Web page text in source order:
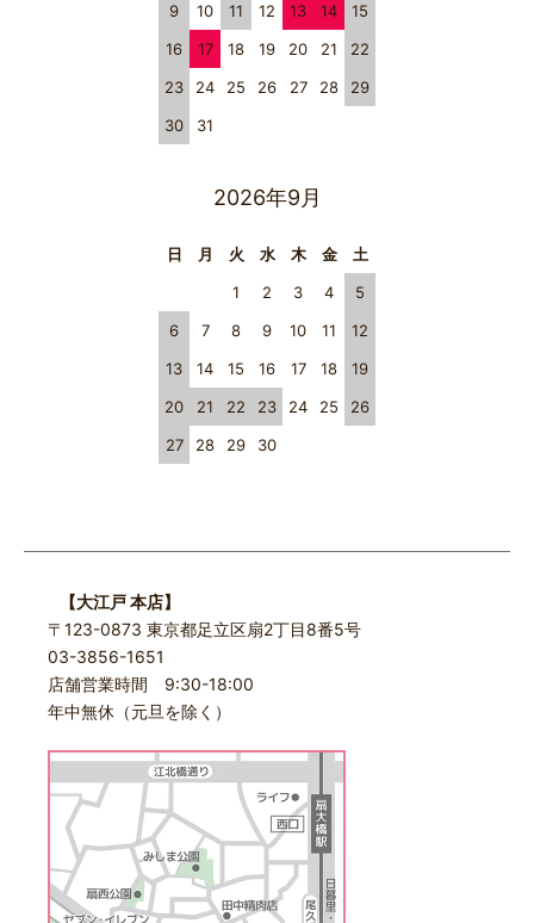
9
10 11 12 13 14
15
16
17 18 19 20 21
22
23
24 25 26 27 28
29
30
31
2026年9月
日 月 火 水 木 金
土
1
2 3 4
5
6
7 8 9 10 11
12
13
14 15 16 17 18
19
20
21 22 23 24 25
26
27
28 29 30
【大江戸 本店】
〒123-0873 東京都足立区扇2丁目8番5号
03-3856-1651
店舗営業時間 9:30-18:00
年中無休（元旦を除く）